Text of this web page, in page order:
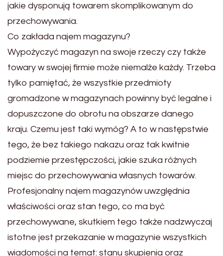
jakie dysponują towarem skomplikowanym do
przechowywania.
Co zakłada najem magazynu?
Wypożyczyć magazyn na swoje rzeczy czy także
towary w swojej firmie może niemalże każdy. Trzeba
tylko pamiętać, że wszystkie przedmioty
gromadzone w magazynach powinny być legalne i
dopuszczone do obrotu na obszarze danego
kraju. Czemu jest taki wymóg? A to w następstwie
tego, że bez takiego nakazu oraz tak kwitnie
podziemie przestępczości, jakie szuka różnych
miejsc do przechowywania własnych towarów.
Profesjonalny najem magazynów uwzględnia
właściwości oraz stan tego, co ma być
przechowywane, skutkiem tego także nadzwyczaj
istotne jest przekazanie w magazynie wszystkich
wiadomości na temat: stanu skupienia oraz